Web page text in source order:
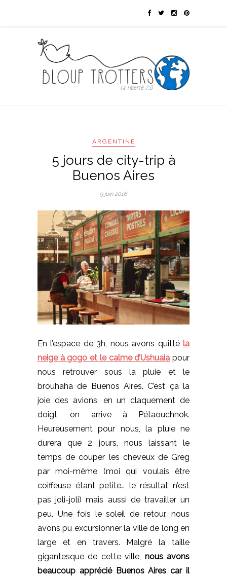
ARGENTINE
5 jours de city-trip à
Buenos Aires
9 juin 2016
En l’espace de 3h, nous avons quitté la
neige à gogo et le calme d’Ushuaia pour
nous retrouver sous la pluie et le
brouhaha de Buenos Aires. C’est ça la
joie des avions, en un claquement de
doigt, on arrive à Pétaouchnok.
Heureusement pour nous, la pluie ne
durera que 2 jours, nous laissant le
temps de couper les cheveux de Greg
par moi-même (moi qui voulais être
coiffeuse étant petite… le résultat n’est
pas joli-joli) mais aussi de travailler un
peu. Une fois le soleil de retour, nous
avons pu excursionner la ville de long en
large et en travers. Malgré la taille
gigantesque de cette ville, nous avons
beaucoup apprécié Buenos Aires car il